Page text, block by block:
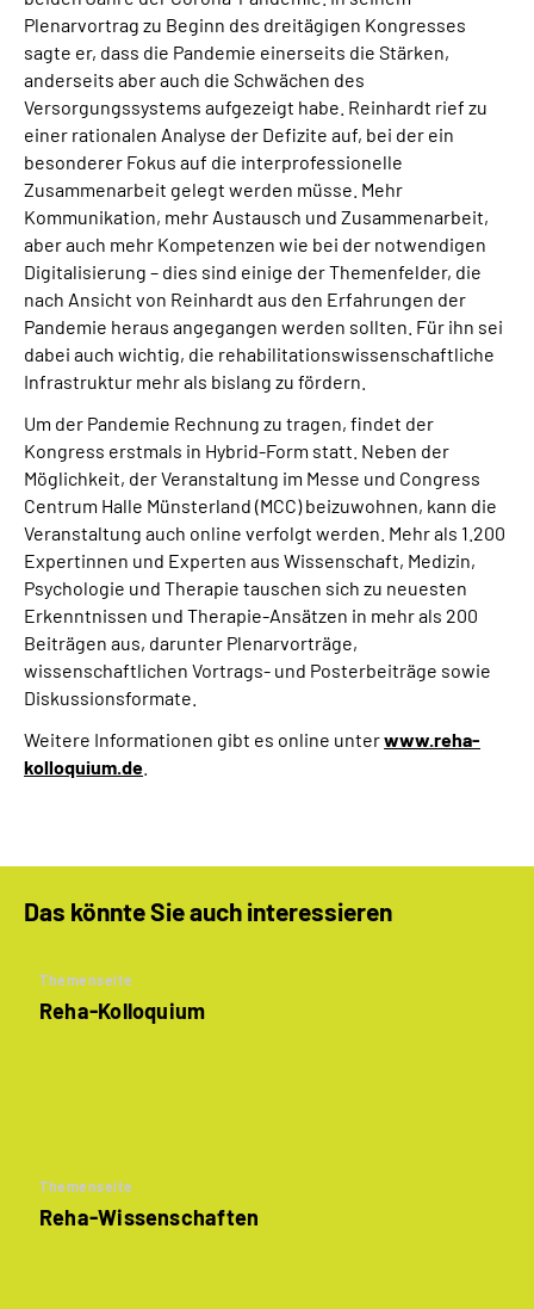
Plenarvortrag zu Beginn des dreitägigen Kongresses
sagte er, dass die Pandemie einerseits die Stärken,
anderseits aber auch die Schwächen des
Versorgungssystems aufgezeigt habe. Reinhardt rief zu
einer rationalen Analyse der Defizite auf, bei der ein
besonderer Fokus auf die interprofessionelle
Zusammenarbeit gelegt werden müsse. Mehr
Kommunikation, mehr Austausch und Zusammenarbeit,
aber auch mehr Kompetenzen wie bei der notwendigen
Digitalisierung – dies sind einige der Themenfelder, die
nach Ansicht von Reinhardt aus den Erfahrungen der
Pandemie heraus angegangen werden sollten. Für ihn sei
dabei auch wichtig, die rehabilitationswissenschaftliche
Infrastruktur mehr als bislang zu fördern.
Um der Pandemie Rechnung zu tragen, findet der
Kongress erstmals in Hybrid-Form statt. Neben der
Möglichkeit, der Veranstaltung im Messe und Congress
Centrum Halle Münsterland (MCC) beizuwohnen, kann die
Veranstaltung auch online verfolgt werden. Mehr als 1.200
Expertinnen und Experten aus Wissenschaft, Medizin,
Psychologie und Therapie tauschen sich zu neuesten
Erkenntnissen und Therapie-Ansätzen in mehr als 200
Beiträgen aus, darunter Plenarvorträge,
wissenschaftlichen Vortrags- und Posterbeiträge sowie
Diskussionsformate.
Weitere Informationen gibt es online unterwww.reha-
kolloquium.de
Das könnte Sie auch interessieren
Themenseite
Reha-Kolloquium
Themenseite
Reha-Wissenschaften